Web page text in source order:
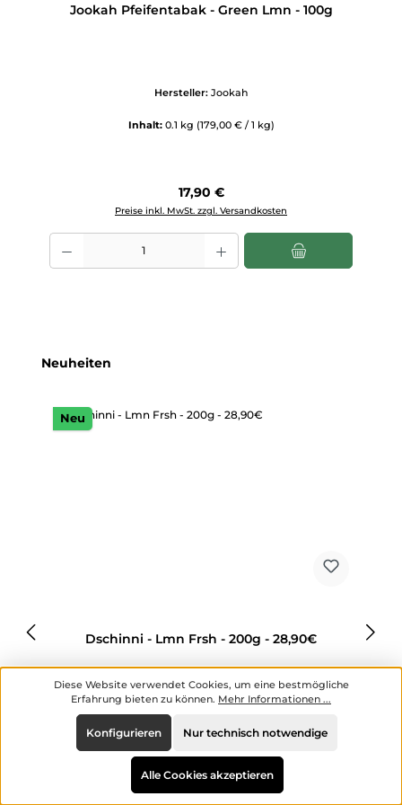
Jookah Pfeifentabak - Green Lmn - 100g
Hersteller: Jookah
Inhalt: 0.1 kg (179,00 € / 1 kg)
Regulärer Preis:
17,90 €
Preise inkl. MwSt. zzgl. Versandkosten
Produkt Anzahl: Gib den gewünschten Wert ein oder benutze die
Produktgalerie überspringen
Neuheiten
Neu
Dschinni - Lmn Frsh - 200g - 28,90€
Inhalt:0.2 kg(144,50 € / 1 kg)
Diese Website verwendet Cookies, um eine bestmögliche
Erfahrung bieten zu können. Mehr Informationen ...
Nur technisch notwendige
Konfigurieren
Alle Cookies akzeptieren